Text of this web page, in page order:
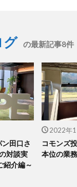
グ の最新記事8件
田口さ
対談実
紹介編～
2022年
コモンズ
本位の業